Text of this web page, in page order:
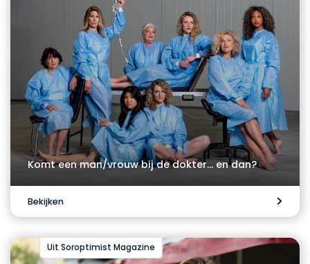
Komt een man/vrouw bij de dokter… en dan?
Bekijken
Uit Soroptimist Magazine